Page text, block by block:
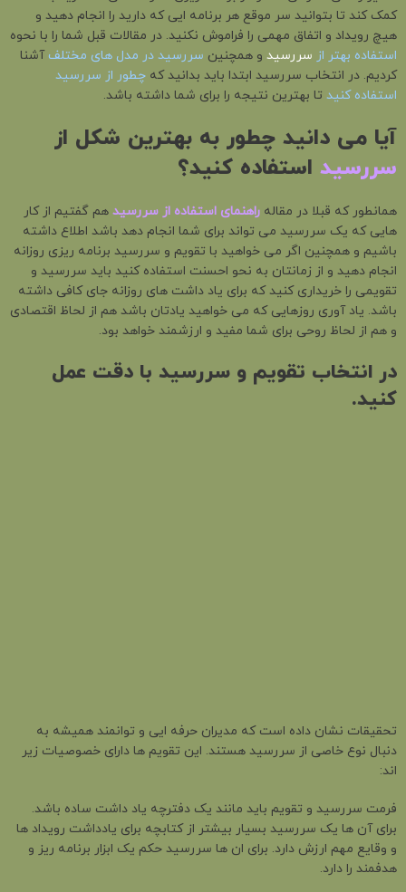
کمک کند تا بتوانید سر موقع هر برنامه ایی که دارید را انجام دهید و
هیچ رویداد و اتفاق مهمی را فراموش نکنید. در مقالات قبل شما را با نحوه
استفاده بهتر از سررسید و همچنین سررسید در مدل های مختلفآشنا
کردیم. در انتخاب سررسید ابتدا باید بدانید کهچطور از سررسید
استفاده کنید تا بهترین نتیجه را برای شما داشته باشد.
آیا می دانید چطور به بهترین شکل از
سررسید استفاده کنید؟
همانطور که قبلا در مقالهراهنمای استفاده از سررسید هم گفتیم از کار
هایی که یک سررسید می تواند برای شما انجام دهد باشد اطلاع داشته
باشیم و همچنین اگر می خواهید با تقویم و سررسید برنامه ریزی روزانه
انجام دهید و از زمانتان به نحو احسنت استفاده کنید باید سررسید و
تقویمی را خریداری کنید که برای یاد داشت های روزانه جای کافی داشته
باشد. یاد آوری روزهایی که می خواهید یادتان باشد هم از لحاظ اقتصادی
و هم از لحاظ روحی برای شما مفید و ارزشمند خواهد بود.
در انتخاب تقویم و سررسید با دقت عمل
کنید.
تحقیقات نشان داده است که مدیران حرفه ایی و توانمند همیشه به
دنبال نوع خاصی از سررسید هستند. این تقویم ها دارای خصوصیات زیر
اند:
فرمت سررسید و تقویم باید مانند یک دفترچه یاد داشت ساده باشد.
برای آن ها یک سررسید بسیار بیشتر از کتابچه برای یادداشت رویداد ها
و وقایع مهم ارزش دارد. برای ان ها سررسید حکم یک ابزار برنامه ریز و
هدفمند را دارد.